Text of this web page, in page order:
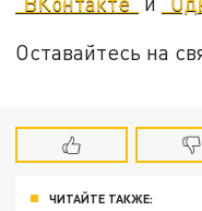
Оставайтесь на
ЧИТАЙТЕ ТАКЖЕ: